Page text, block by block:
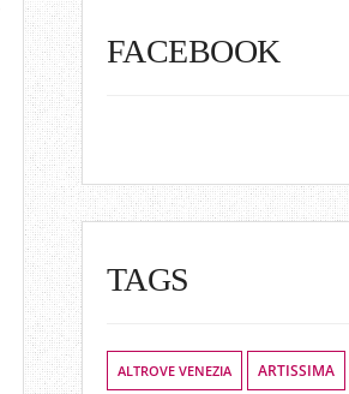
FACEBOOK
TAGS
ALTROVE VENEZIA ARTISSIMA